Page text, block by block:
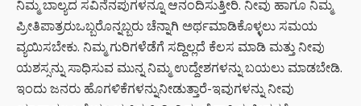
ನಿಮ್ಮ ಬಾಲ್ಯದ ಸವಿನೆನಪುಗಳನ್ನೂ ಆನಂದಿಸುತ್ತೀರಿ. ನೀವು ಹಾಗೂ ನಿಮ್ಮ
ಪ್ರೀತಿಪಾತ್ರರುಒಬ್ಬರೊನ್ನಬ್ಬರು ಚೆನ್ನಾಗಿ ಅರ್ಥಮಾಡಿಕೊಳ್ಳಲು ಸಮಯ
ವ್ಯಯಿಸಬೇಕು. ನಿಮ್ಮ ಗುರಿಗಳೆಡೆಗೆ ಸದ್ದಿಲ್ಲದೆ ಕೆಲಸ ಮಾಡಿ ಮತ್ತು ನೀವು
ಯಶಸ್ಸನ್ನು ಸಾಧಿಸುವ ಮುನ್ನ ನಿಮ್ಮ ಉದ್ದೇಶಗಳನ್ನು ಬಯಲು ಮಾಡಬೇಡಿ.
ಇಂದು ಜನರು ಹೊಗಳಿಕೆಗಳನ್ನುನೀಡುತ್ತಾರೆ-ಇವುಗಳನ್ನು ನೀವು